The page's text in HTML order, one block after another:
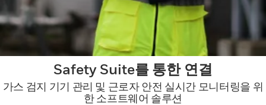
Safety Suite를 통한 연결
가스 검지 기기 관리 및 근로자 안전 실시간 모니터링을 위
한 소프트웨어 솔루션